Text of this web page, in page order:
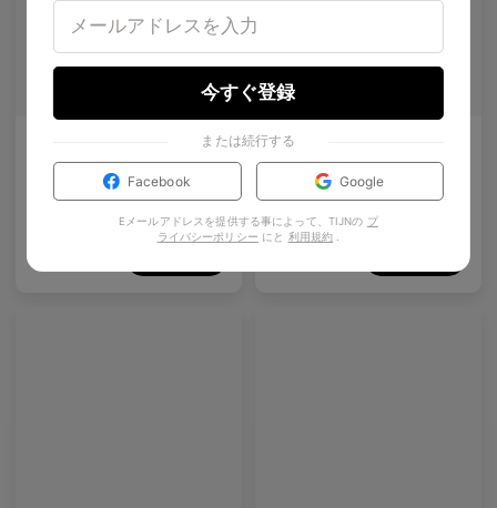
どんな顔にも適した微妙なリフト、より良いフィット感 — あらゆる顔に対応する柔軟性。
Colours available
Rin
清潔なライン、クリスタルのスタッズ、静かな宇宙のきらめき。
Colours available
今すぐ登録
または続行する
Facebook Google
Eメールアドレスを提供する事によって、TIJNの プ
ライバシーポリシー にと 利用規約 .